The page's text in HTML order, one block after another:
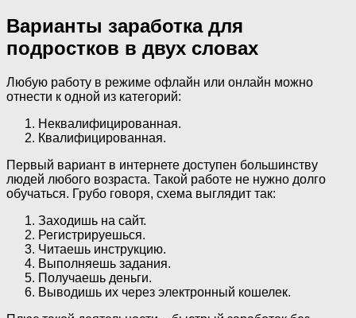
Варианты заработка для
подростков в двух словах
Любую работу в режиме офлайн или онлайн можно
отнести к одной из категорий:
Неквалифицированная.
Квалифицированная.
Первый вариант в интернете доступен большинству
людей любого возраста. Такой работе не нужно долго
обучаться. Грубо говоря, схема выглядит так:
Заходишь на сайт.
Регистрируешься.
Читаешь инструкцию.
Выполняешь задания.
Получаешь деньги.
Выводишь их через электронный кошелек.